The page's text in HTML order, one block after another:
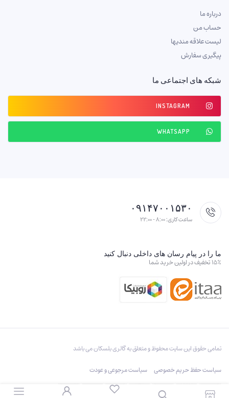
درباره ما
حساب من
لیست علاقه مندیها
پیگیری سفارش
شبکه های اجتماعی ما
INSTAGRAM
WHATSAPP
۰۹۱۴۷۰۰۱۵۳۰
ساعت کاری: ۸:۰۰ - ۲۲:۰۰
ما را در پیام رسان های داخلی دنبال کنید
۱۵٪ تخفیف در اولین خرید شما
تمامی حقوق این سایت محفوظ و متعلق به گالری بلسکان می باشد
سیاست حفظ حریم خصوصی سیاست مرجوعی و عودت